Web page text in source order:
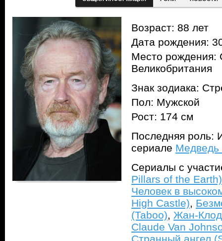
Возраст: 88 лет
Дата рождения:
Место рождения:
Великобритания
Знак зодиака:
Пол: Мужской
Рост: 174 см
Последняя роль:
сериале Медведь
Сериалы с
Pillars of the Earth)
Человек в
High Castle),
(Taboo), Жан-
Claude Van